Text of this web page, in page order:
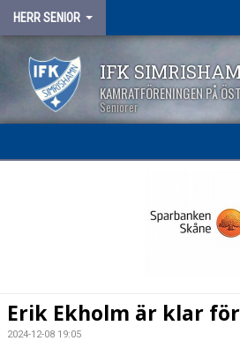
HERR SENIOR
IFK
KAMRATFÖRENINGEN PÅ
Seniorer
TRUPPEN
Erik Ekholm är klar
2024-12-08 19:05